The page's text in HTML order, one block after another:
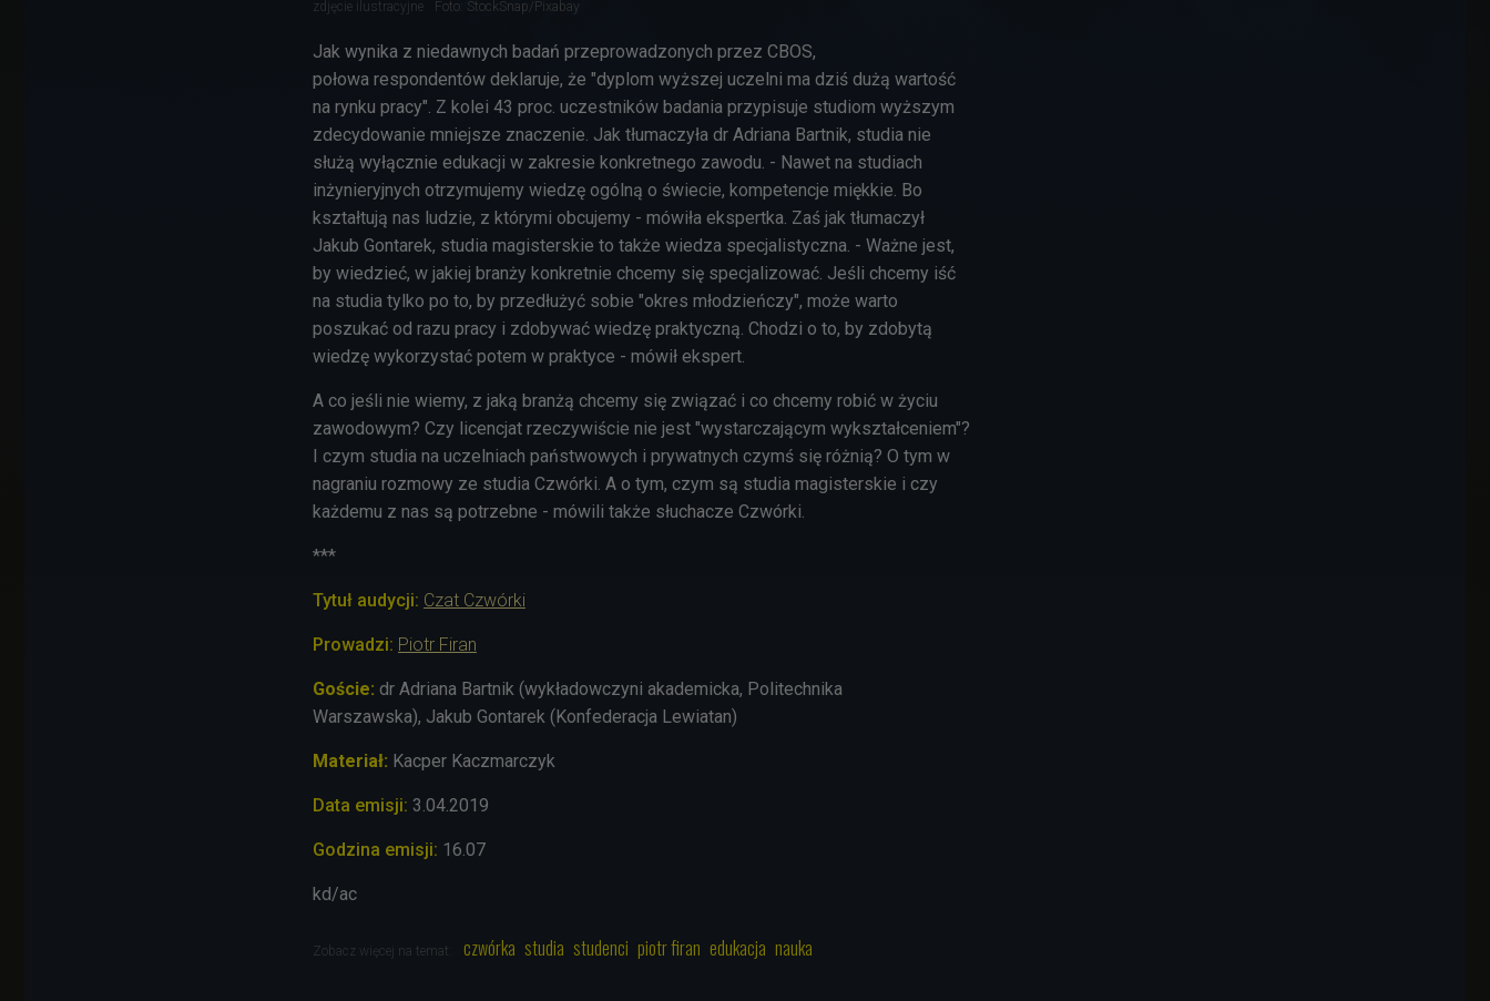
zdjęcie ilustracyjne Foto: StockSnap/Pixabay
Jak wynika z niedawnych badań przeprowadzonych przez CBOS,
połowa respondentów deklaruje, że "dyplom wyższej uczelni ma dziś dużą wartość
na rynku pracy". Z kolei 43 proc. uczestników badania przypisuje studiom wyższym
zdecydowanie mniejsze znaczenie. Jak tłumaczyła dr Adriana Bartnik, studia nie
służą wyłącznie edukacji w zakresie konkretnego zawodu. - Nawet na studiach
inżynieryjnych otrzymujemy wiedzę ogólną o świecie, kompetencje miękkie. Bo
kształtują nas ludzie, z którymi obcujemy - mówiła ekspertka. Zaś jak tłumaczył
Jakub Gontarek, studia magisterskie to także wiedza specjalistyczna. - Ważne jest,
by wiedzieć, w jakiej branży konkretnie chcemy się specjalizować. Jeśli chcemy iść
na studia tylko po to, by przedłużyć sobie "okres młodzieńczy", może warto
poszukać od razu pracy i zdobywać wiedzę praktyczną. Chodzi o to, by zdobytą
wiedzę wykorzystać potem w praktyce - mówił ekspert.
A co jeśli nie wiemy, z jaką branżą chcemy się związać i co chcemy robić w życiu
zawodowym? Czy licencjat rzeczywiście nie jest "wystarczającym wykształceniem"?
I czym studia na uczelniach państwowych i prywatnych czymś się różnią? O tym w
nagraniu rozmowy ze studia Czwórki. A o tym, czym są studia magisterskie i czy
każdemu z nas są potrzebne - mówili także słuchacze Czwórki.
***
Tytuł audycji: Czat Czwórki
Prowadzi: Piotr Firan
Goście: dr Adriana Bartnik (wykładowczyni akademicka, Politechnika
Warszawska), Jakub Gontarek (Konfederacja Lewiatan)
Materiał: Kacper Kaczmarczyk
Data emisji: 3.04.2019
Godzina emisji: 16.07
kd/ac
Zobacz więcej na temat: czwórka studia studenci piotr firan edukacja nauka